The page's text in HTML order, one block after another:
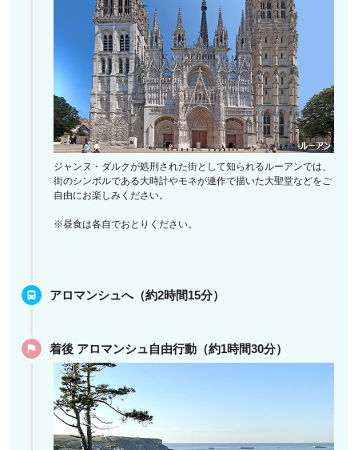
ジャンヌ・ダルクが処刑された街として知られるルーアンでは、
街のシンボルである大時計やモネが連作で描いた大聖堂などをご
自由にお楽しみください。
※昼食は各自でおとりください。
アロマンシュへ（約2時間15分）
着後 アロマンシュ自由行動（約1時間30分）